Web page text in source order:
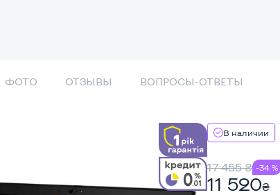
ФОТО ОТЗЫВЫ ВОПРОСЫ-ОТВЕТЫ
В наличии
17 455₴ -34 %
11 520₴